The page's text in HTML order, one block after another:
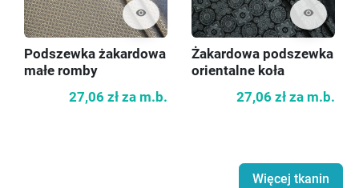
visibility
Podszewka żakardowa
małe romby
27,06 zł za m.b.
visibility
Żakardowa podszewka
orientalne koła
27,06 zł za m.b.
Więcej tkanin